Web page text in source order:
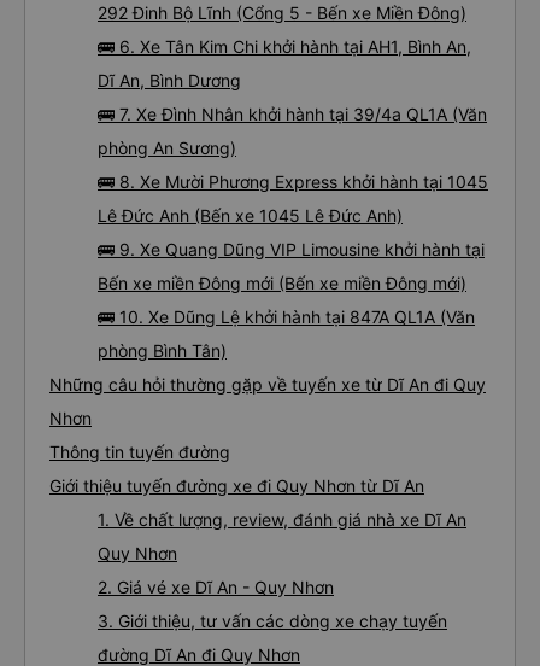
292 Đinh Bộ Lĩnh (Cổng 5 - Bến xe Miền Đông)
🚌 6. Xe Tân Kim Chi khởi hành tại AH1, Bình An,
Dĩ An, Bình Dương
🚌 7. Xe Đình Nhân khởi hành tại 39/4a QL1A (Văn
phòng An Sương)
🚌 8. Xe Mười Phương Express khởi hành tại 1045
Lê Đức Anh (Bến xe 1045 Lê Đức Anh)
🚌 9. Xe Quang Dũng VIP Limousine khởi hành tại
Bến xe miền Đông mới (Bến xe miền Đông mới)
🚌 10. Xe Dũng Lệ khởi hành tại 847A QL1A (Văn
phòng Bình Tân)
Những câu hỏi thường gặp về tuyến xe từ Dĩ An đi Quy
Nhơn
Thông tin tuyến đường
Giới thiệu tuyến đường xe đi Quy Nhơn từ Dĩ An
1. Về chất lượng, review, đánh giá nhà xe Dĩ An
Quy Nhơn
2. Giá vé xe Dĩ An - Quy Nhơn
3. Giới thiệu, tư vấn các dòng xe chạy tuyến
đường Dĩ An đi Quy Nhơn